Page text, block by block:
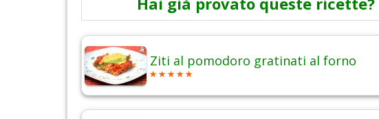
Ziti al pomodoro gratinati al forno